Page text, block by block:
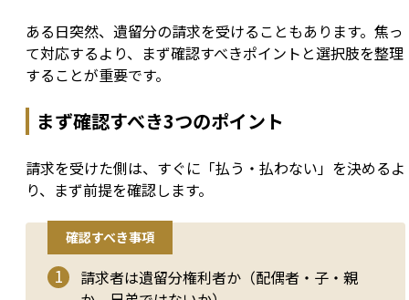
ある日突然、遺留分の請求を受けることもあります。焦っ
て対応するより、まず確認すべきポイントと選択肢を整理
することが重要です。
まず確認すべき3つのポイント
請求を受けた側は、すぐに「払う・払わない」を決めるよ
り、まず前提を確認します。
確認すべき事項
請求者は遺留分権利者か（配偶者・子・親